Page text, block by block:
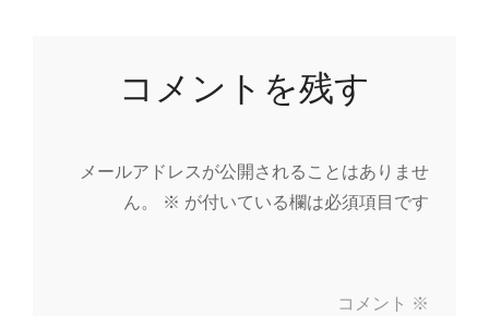
コメントを残す
メールアドレスが公開されることはありませ
ん。
※ が付いている欄は必須項目です
コメント ※